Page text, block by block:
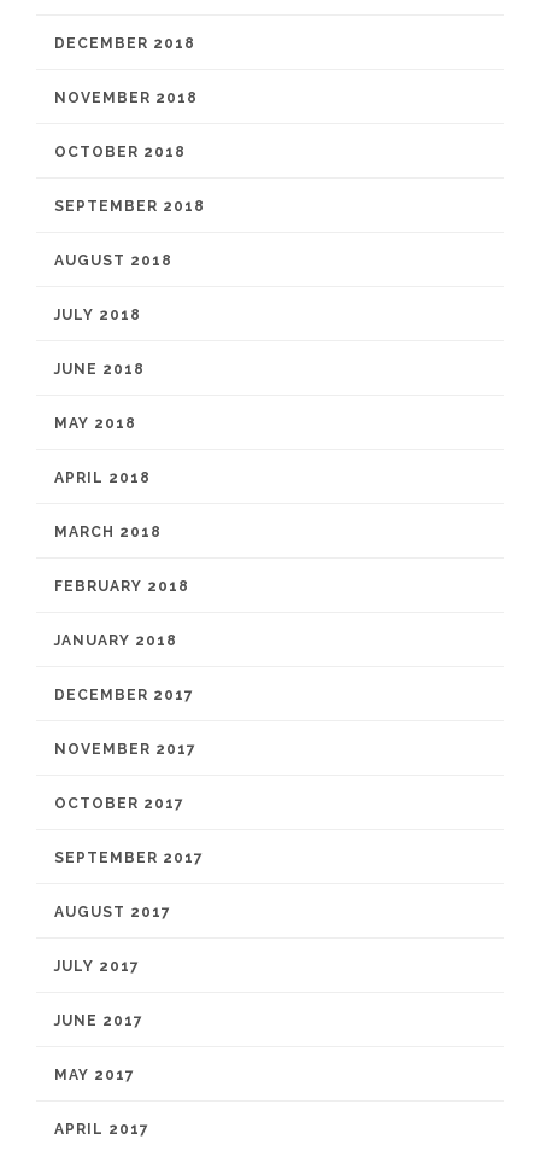
DECEMBER 2018
NOVEMBER 2018
OCTOBER 2018
SEPTEMBER 2018
AUGUST 2018
JULY 2018
JUNE 2018
MAY 2018
APRIL 2018
MARCH 2018
FEBRUARY 2018
JANUARY 2018
DECEMBER 2017
NOVEMBER 2017
OCTOBER 2017
SEPTEMBER 2017
AUGUST 2017
JULY 2017
JUNE 2017
MAY 2017
APRIL 2017